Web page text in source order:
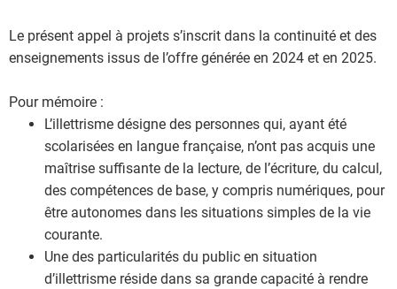
Le présent appel à projets s’inscrit dans la continuité et des
enseignements issus de l’offre générée en 2024 et en 2025.
Pour mémoire :
L’illettrisme désigne des personnes qui, ayant été
scolarisées en langue française, n’ont pas acquis une
maîtrise suffisante de la lecture, de l’écriture, du calcul,
des compétences de base, y compris numériques, pour
être autonomes dans les situations simples de la vie
courante.
Une des particularités du public en situation
d’illettrisme réside dans sa grande capacité à rendre